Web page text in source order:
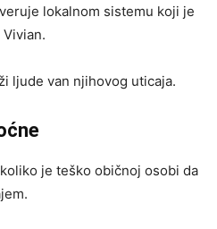
lokalnom sistemu koji je
ljude van njihovog uticaja.
je teško običnoj osobi da